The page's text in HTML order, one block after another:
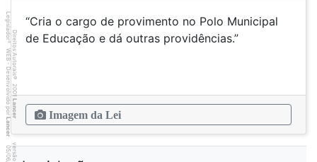
“Cria o cargo de provimento no Polo Municipal
de Educação e dá outras providências.”
Imagem da Lei
Direitos Autorais
©
2001
Lancer
Legislador
®
WEB - Desenvolvido por
Lancer